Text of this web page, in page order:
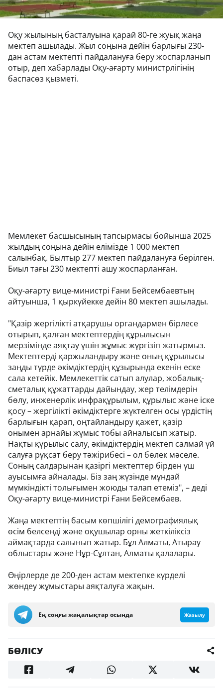
Оқу жылының басталуына қарай 80-ге жуық жаңа
мектеп ашылады. Жыл соңына дейін барлығы 230-
дан астам мектепті пайдалануға беру жоспарланып
отыр, деп хабарлады Оқу-ағарту министрлігінің
баспасөз қызметі.
Мемлекет басшысының тапсырмасы бойынша 2025
жылдың соңына дейін елімізде 1 000 мектеп
салынбақ. Былтыр 277 мектеп пайдалануға берілген.
Биыл тағы 230 мектепті ашу жоспарланған.
Оқу-ағарту вице-министрі Ғани Бейсембаевтың
айтуынша, 1 қыркүйекке дейін 80 мектеп ашылады.
"Қазір жергілікті атқарушы органдармен бірлесе
отырып, қалған мектептердің құрылысын
мерзімінде аяқтау үшін жұмыс жүргізіп жатырмыз.
Мектептерді қаржыландыру және оның құрылысы
заңды түрде әкімдіктердің құзырында екенін еске
сала кетейік. Мемлекеттік сатып алулар, жобалық-
сметалық құжаттарды дайындау, жер телімдерін
бөлу, инженерлік инфрақұрылым, құрылыс және іске
қосу – жергілікті әкімдіктерге жүктелген осы үрдістің
барлығын қарап, оңтайландыру қажет, қазір
онымен арнайы жұмыс тобы айналысып жатыр.
Нақты құрылыс салу, әкімдіктердің мектеп салмай үй
салуға рұқсат беру тәжірибесі – ол бөлек мәселе.
Соның салдарынан қазіргі мектептер бірден үш
ауысымға айналады. Біз заң жүзінде мұндай
мүмкіндікті толығымен жоюды талап етеміз", – деді
Оқу-ағарту вице-министрі Ғани Бейсембаев.
Жаңа мектептің басым көпшілігі демографиялық
өсім белсенді және оқушылар орны жеткіліксіз
аймақтарда салынып жатыр. Бұл Алматы, Атырау
облыстары және Нұр-Сұлтан, Алматы қалалары.
Өңірлерде де 200-ден астам мектепке күрделі
жөндеу жұмыстары аяқталуға жақын.
Ең соңғы жаңалықтар осында Жазылу
БӨЛІСУ